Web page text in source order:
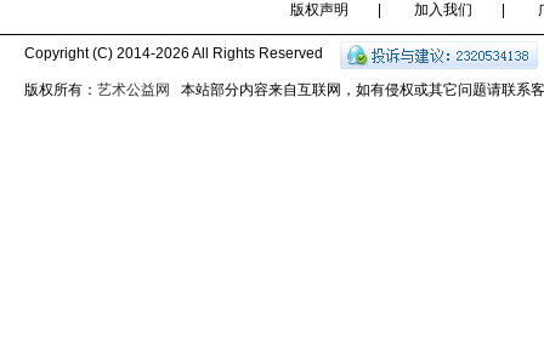
版权声明 加入我们
Copyright (C) 2014-2026 All Rights Reserved
版权所有： 艺术公益网 本站部分内容来自互联网，如有侵权或其它问题请联系